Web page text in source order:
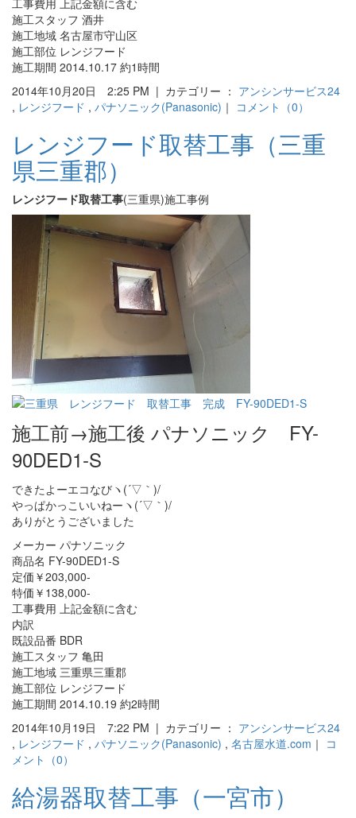
施工スタッフ 酒井
施工地域 名古屋市守山区
施工部位 レンジフード
施工期間 2014.10.17 約1時間
2014年10月20日 2:25 PM | カテゴリー ： アンシンサービス24
, レンジフード , パナソニック(Panasonic) ｜ コメント（0）
レンジフード取替工事（三重
県三重郡）
レンジフード取替工事(三重県)施工事例
施工前→施工後 パナソニック FY-
90DED1-S
できたよーエコなびヽ(´▽｀)/
やっぱかっこいいねーヽ(´▽｀)/
ありがとうございました
メーカー パナソニック
商品名 FY-90DED1-S
定価￥203,000-
特価￥138,000-
工事費用 上記金額に含む
内訳
既設品番 BDR
施工スタッフ 亀田
施工地域 三重県三重郡
施工部位 レンジフード
施工期間 2014.10.19 約2時間
2014年10月19日 7:22 PM | カテゴリー ： アンシンサービス24
, レンジフード , パナソニック(Panasonic) , 名古屋水道.com ｜ コ
メント（0）
給湯器取替工事（一宮市）